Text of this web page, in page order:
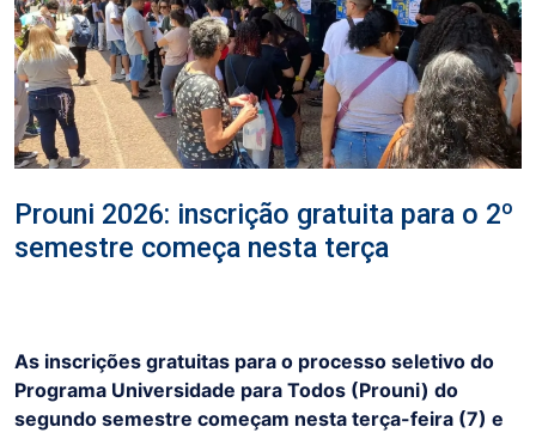
Prouni 2026: inscrição gratuita para o 2º
semestre começa nesta terça
As inscrições gratuitas para o processo seletivo do
Programa Universidade para Todos (Prouni) do
segundo semestre começam nesta terça-feira (7) e